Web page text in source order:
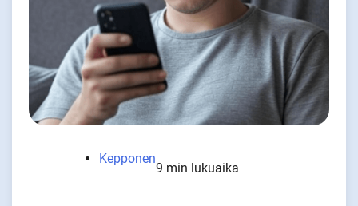
Kepponen
9 min lukuaika